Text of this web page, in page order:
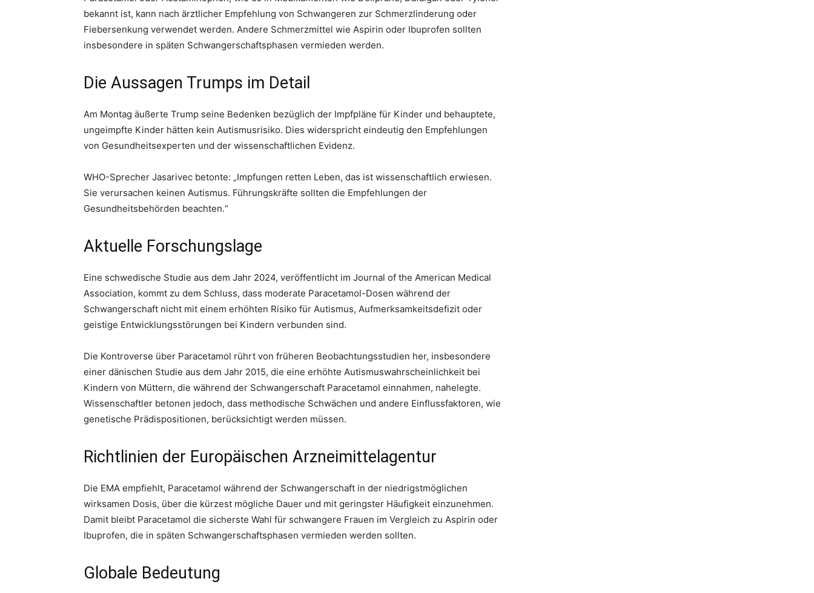
bekannt ist, kann nach ärztlicher Empfehlung von Schwangeren zur Schmerzlinderung oder
Fiebersenkung verwendet werden. Andere Schmerzmittel wie Aspirin oder Ibuprofen sollten
insbesondere in späten Schwangerschaftsphasen vermieden werden.
Die Aussagen Trumps im Detail
Am Montag äußerte Trump seine Bedenken bezüglich der Impfpläne für Kinder und behauptete,
ungeimpfte Kinder hätten kein Autismusrisiko. Dies widerspricht eindeutig den Empfehlungen
von Gesundheitsexperten und der wissenschaftlichen Evidenz.
WHO-Sprecher Jasarivec betonte: „Impfungen retten Leben, das ist wissenschaftlich erwiesen.
Sie verursachen keinen Autismus. Führungskräfte sollten die Empfehlungen der
Gesundheitsbehörden beachten.“
Aktuelle Forschungslage
Eine schwedische Studie aus dem Jahr 2024, veröffentlicht im Journal of the American Medical
Association, kommt zu dem Schluss, dass moderate Paracetamol-Dosen während der
Schwangerschaft nicht mit einem erhöhten Risiko für Autismus, Aufmerksamkeitsdefizit oder
geistige Entwicklungsstörungen bei Kindern verbunden sind.
Die Kontroverse über Paracetamol rührt von früheren Beobachtungsstudien her, insbesondere
einer dänischen Studie aus dem Jahr 2015, die eine erhöhte Autismuswahrscheinlichkeit bei
Kindern von Müttern, die während der Schwangerschaft Paracetamol einnahmen, nahelegte.
Wissenschaftler betonen jedoch, dass methodische Schwächen und andere Einflussfaktoren, wie
genetische Prädispositionen, berücksichtigt werden müssen.
Richtlinien der Europäischen Arzneimittelagentur
Die EMA empfiehlt, Paracetamol während der Schwangerschaft in der niedrigstmöglichen
wirksamen Dosis, über die kürzest mögliche Dauer und mit geringster Häufigkeit einzunehmen.
Damit bleibt Paracetamol die sicherste Wahl für schwangere Frauen im Vergleich zu Aspirin oder
Ibuprofen, die in späten Schwangerschaftsphasen vermieden werden sollten.
Globale Bedeutung